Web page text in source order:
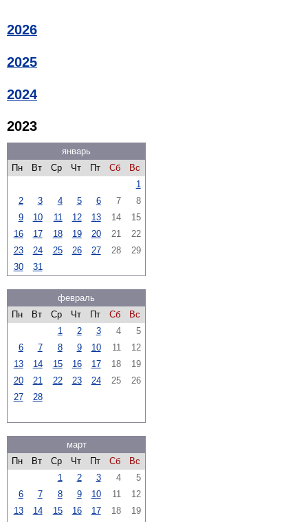
2026
2025
2024
2023
январь
Пн
Вт Ср Чт Пт Сб
Вс
1
2
3 4 5 6 7
8
9
10 11 12 13 14
15
16
17 18 19 20 21
22
23
24 25 26 27 28
29
30
31
февраль
Пн
Вт Ср Чт Пт Сб
Вс
1
2 3 4
5
6
7 8 9 10 11
12
13
14 15 16 17 18
19
20
21 22 23 24 25
26
27
28
март
Пн
Вт Ср Чт Пт Сб
Вс
1
2 3 4
5
6
7 8 9 10 11
12
13
14 15 16 17 18
19